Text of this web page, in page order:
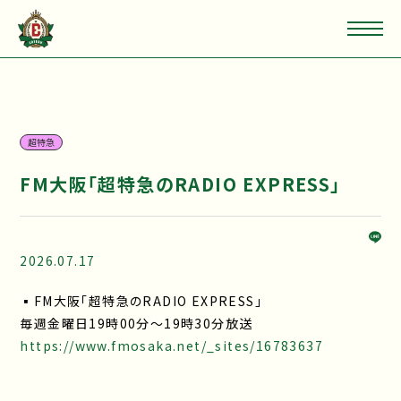
超特急
FM大阪「超特急のRADIO EXPRESS」
2026.07.17
▪FM大阪「超特急のRADIO EXPRESS」
毎週金曜日19時00分〜19時30分放送
https://www.fmosaka.net/_sites/16783637